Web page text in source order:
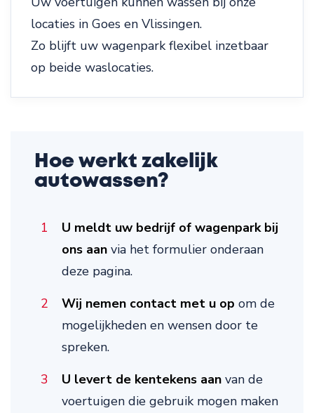
locaties in Goes en Vlissingen.
Zo blijft uw wagenpark flexibel inzetbaar
op beide waslocaties.
Hoe werkt zakelijk
autowassen?
U meldt uw bedrijf of wagenpark bij
ons aan via het formulier onderaan
deze pagina.
Wij nemen contact met u op om de
mogelijkheden en wensen door te
spreken.
U levert de kentekens aan van de
voertuigen die gebruik mogen maken